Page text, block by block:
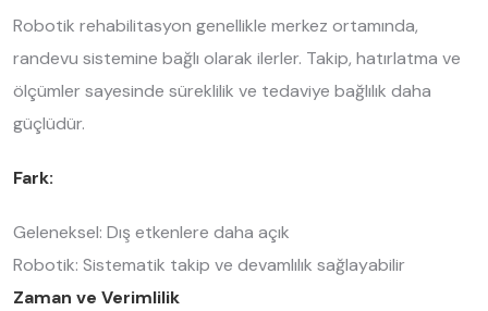
Robotik rehabilitasyon genellikle merkez ortamında,
randevu sistemine bağlı olarak ilerler. Takip, hatırlatma ve
ölçümler sayesinde süreklilik ve tedaviye bağlılık daha
güçlüdür.
Fark:
Geleneksel: Dış etkenlere daha açık
Robotik: Sistematik takip ve devamlılık sağlayabilir
Zaman ve Verimlilik